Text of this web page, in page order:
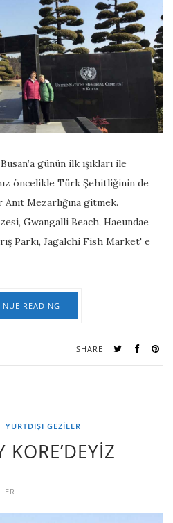
günün ilk ışıkları ile
öncelikle Türk Şehitliğinin de
Mezarlığına gitmek.
Gwangalli Beach, Haeundae
Parkı, Jagalchi Fish Market' e
READING
SHARE
YURTDIŞI GEZILER